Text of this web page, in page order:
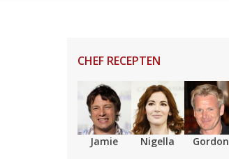
CHEF RECEPTEN
Jamie Nigella Gordon